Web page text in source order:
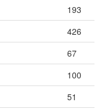
193
426
67
100
51